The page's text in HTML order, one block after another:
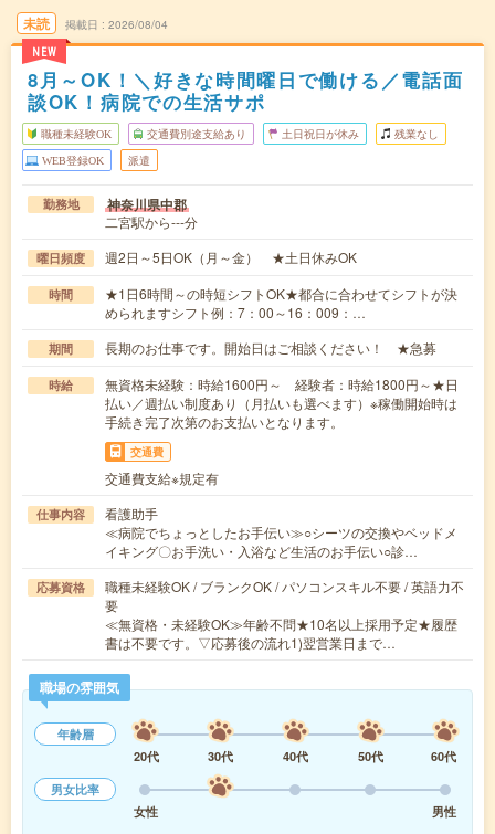
未読
NEW
掲載日 2026/08/04
8月～OK！＼好きな時間曜日で働ける／電話面
談OK！病院での生活サポ
職種未経験OK 交通費別途支給あり 土日祝日が休み 残業なし
WEB登録OK 派遣
勤務地 神奈川県中郡
二宮駅から---分
曜日頻度 週2日～5日OK（月～金） ★土日休みOK
時間
★1日6時間～の時短シフトOK★都合に合わせてシフトが決
められますシフト例：7：00～16：009：…
期間 長期のお仕事です。開始日はご相談ください！ ★急募
時給
無資格未経験：時給1600円～ 経験者：時給1800円～★日
払い／週払い制度あり（月払いも選べます）※稼働開始時は
手続き完了次第のお支払いとなります。
交通費
交通費支給※規定有
仕事内容
看護助手
≪病院でちょっとしたお手伝い≫○シーツの交換やベッドメ
イキング〇お手洗い・入浴など生活のお手伝い○診…
応募資格
職種未経験OK / ブランクOK / パソコンスキル不要 / 英語力不
要
≪無資格・未経験OK≫年齢不問★10名以上採用予定★履歴
書は不要です。▽応募後の流れ1)翌営業日まで…
職場の雰囲気
年齢層
20代
30代 40代 50代
60代
男女比率
女性
男性